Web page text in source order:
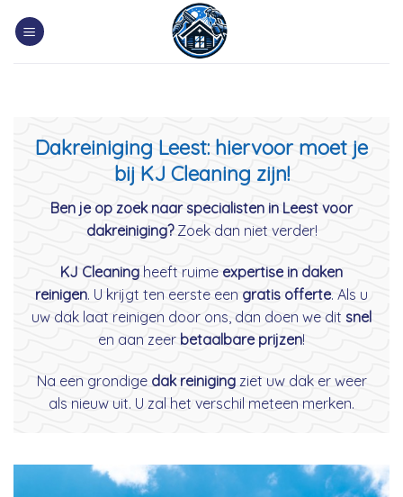
Dakreiniging Leest: hiervoor moet je
bij KJ Cleaning zijn!
Ben je op zoek naar specialisten in Leest voor
dakreiniging?Zoek dan niet verder!
KJ Cleaning heeft ruime expertise in daken
reinigen. U krijgt ten eerste een gratis offerte. Als u
uw dak laat reinigen door ons, dan doen we dit snel
en aan zeer betaalbare prijzen!
Na een grondige dak reinigingziet uw dak er weer
als nieuw uit. U zal het verschil meteen merken.